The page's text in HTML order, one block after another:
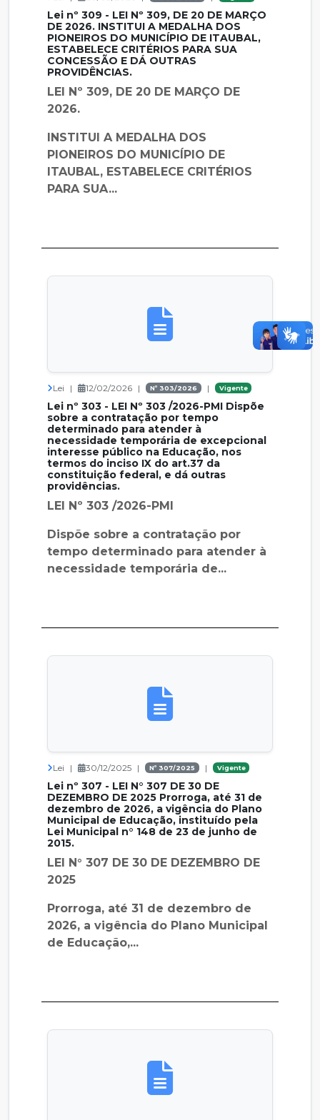
Lei nº 309 - LEI Nº 309, DE 20 DE MARÇO
DE 2026. INSTITUI A MEDALHA DOS
PIONEIROS DO MUNICÍPIO DE ITAUBAL,
ESTABELECE CRITÉRIOS PARA SUA
CONCESSÃO E DÁ OUTRAS
PROVIDÊNCIAS.
LEI Nº 309, DE 20 DE MARÇO DE
2026.
INSTITUI A MEDALHA DOS
PIONEIROS DO MUNICÍPIO DE
ITAUBAL, ESTABELECE CRITÉRIOS
PARA SUA...
Lei | 12/02/2026 | Nº 303/2026 | Vigente
Lei nº 303 - LEI Nº 303 /2026-PMI Dispõe
sobre a contratação por tempo
determinado para atender à
necessidade temporária de excepcional
interesse público na Educação, nos
termos do inciso IX do art.37 da
constituição federal, e dá outras
providências.
LEI Nº 303 /2026-PMI
Dispõe sobre a contratação por
tempo determinado para atender à
necessidade temporária de...
Lei | 30/12/2025 | Nº 307/2025 | Vigente
Lei nº 307 - LEI N° 307 DE 30 DE
DEZEMBRO DE 2025 Prorroga, até 31 de
dezembro de 2026, a vigência do Plano
Municipal de Educação, instituído pela
Lei Municipal n° 148 de 23 de junho de
2015.
LEI N° 307 DE 30 DE DEZEMBRO DE
2025
Prorroga, até 31 de dezembro de
2026, a vigência do Plano Municipal
de Educação,...